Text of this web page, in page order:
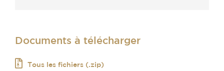
Documents à télécharger
Tous les fichiers (.zip)